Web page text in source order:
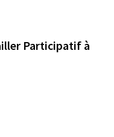
Participatif à